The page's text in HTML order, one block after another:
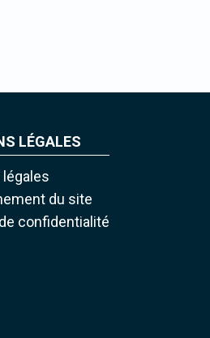
LÉGALES
du site
confidentialité